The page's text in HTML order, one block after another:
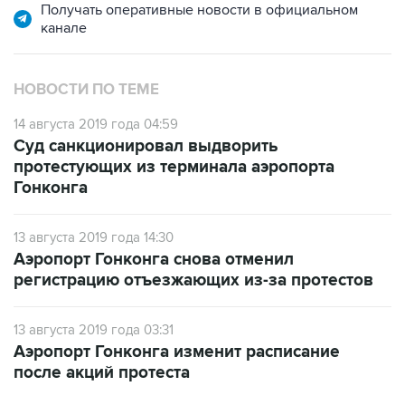
Получать оперативные новости в официальном
канале
НОВОСТИ ПО ТЕМЕ
14 августа 2019 года 04:59
Суд санкционировал выдворить
протестующих из терминала аэропорта
Гонконга
13 августа 2019 года 14:30
Аэропорт Гонконга снова отменил
регистрацию отъезжающих из-за протестов
13 августа 2019 года 03:31
Аэропорт Гонконга изменит расписание
после акций протеста